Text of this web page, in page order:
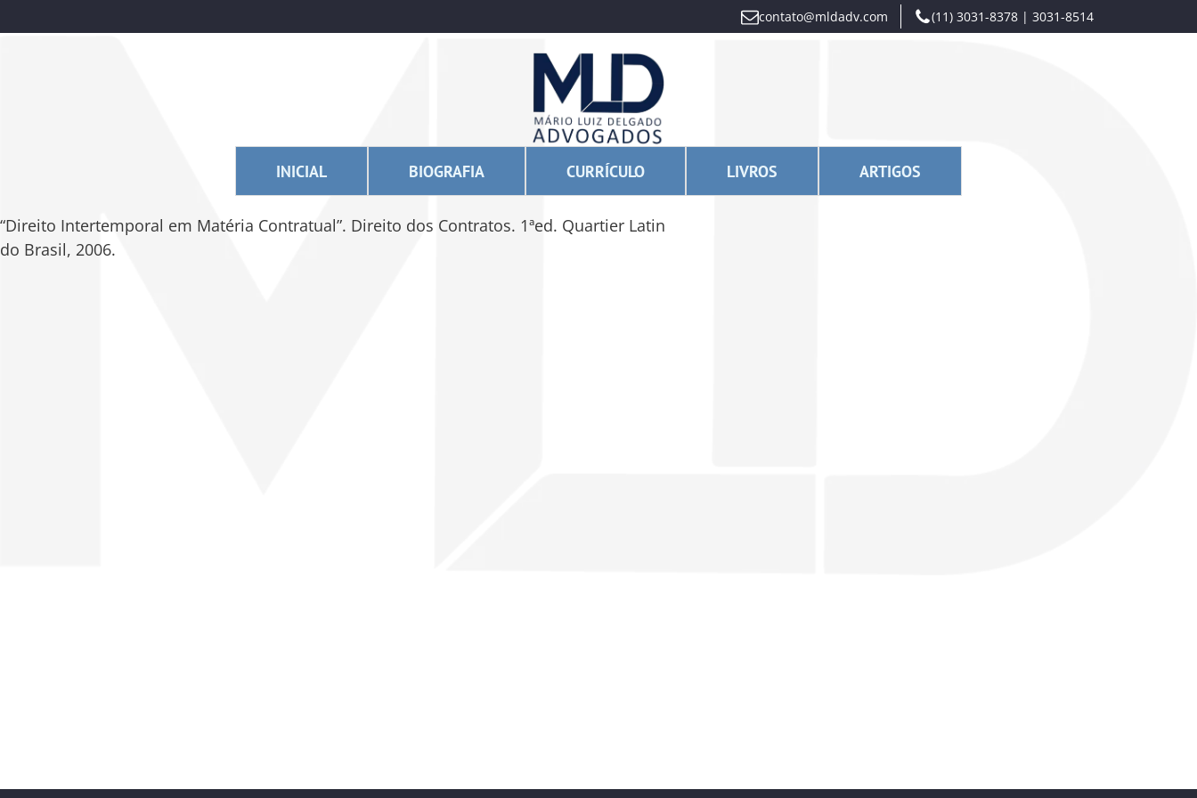
contato@mldadv.com (11) 3031-8378 | 3031-8514
INICIAL BIOGRAFIA CURRÍCULO LIVROS ARTIGOS
“Direito Intertemporal em Matéria Contratual”. Direito dos Contratos. 1ªed. Quartier Latin
do Brasil, 2006.